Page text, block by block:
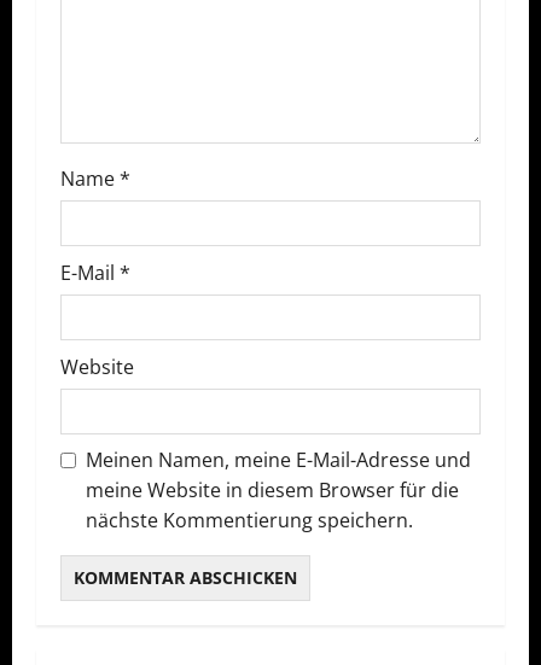
g
a
t
i
o
n
Name*
E-Mail *
Website
Meinen Namen, meine E-Mail-Adresse und
meine Website in diesem Browser für die
nächste Kommentierung speichern.